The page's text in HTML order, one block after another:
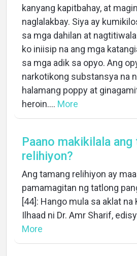
kanyang kapitbahay, at
naglalakbay. Siya ay
sa mga dahilan at
ko iniisip na ang mga
sa mga adik sa opyo. Ang
narkotikong substansya na
halamang poppy at
heroin.... More
Paano makikilala ang
relihiyon?
Ang tamang relihiyon ay
pamamagitan ng tatlong
[44]: Hango mula sa aklat na
Ilhaad ni Dr. Amr Sharif,
More